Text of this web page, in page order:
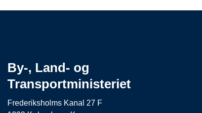
By-, Land- og
Transportministeriet
Frederiksholms Kanal 27 F